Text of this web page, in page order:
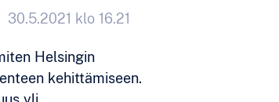
30.5.2021 klo 16.21
Helsingin
kehittämiseen.